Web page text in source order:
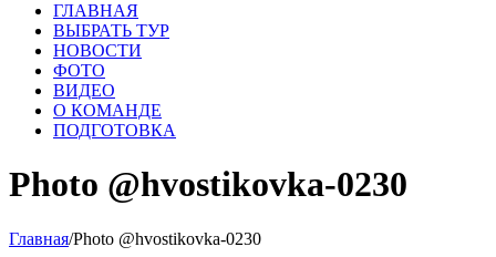
ГЛАВНАЯ
ВЫБРАТЬ ТУР
НОВОСТИ
ФОТО
ВИДЕО
О КОМАНДЕ
ПОДГОТОВКА
Photo @hvostikovka-0230
Главная/Photo @hvostikovka-0230